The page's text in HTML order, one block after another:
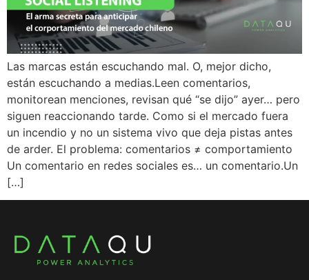
Las marcas están escuchando mal. O, mejor dicho,
están escuchando a medias.Leen comentarios,
monitorean menciones, revisan qué “se dijo” ayer… pero
siguen reaccionando tarde. Como si el mercado fuera
un incendio y no un sistema vivo que deja pistas antes
de arder. El problema: comentarios ≠ comportamiento
Un comentario en redes sociales es… un comentario.Un
[…]